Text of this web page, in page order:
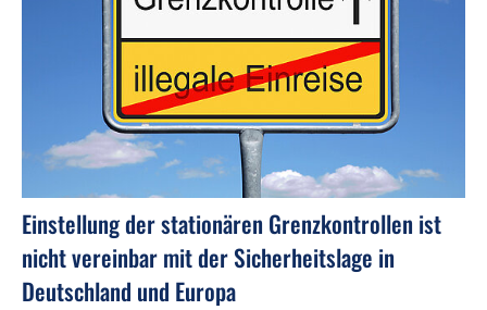
Einstellung der stationären Grenzkontrollen ist
nicht vereinbar mit der Sicherheitslage in
Deutschland und Europa